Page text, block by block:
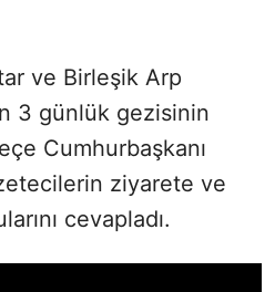
ve Birleşik Arp
3 günlük gezisinin
Cumhurbaşkanı
ziyarete ve
cevapladı.